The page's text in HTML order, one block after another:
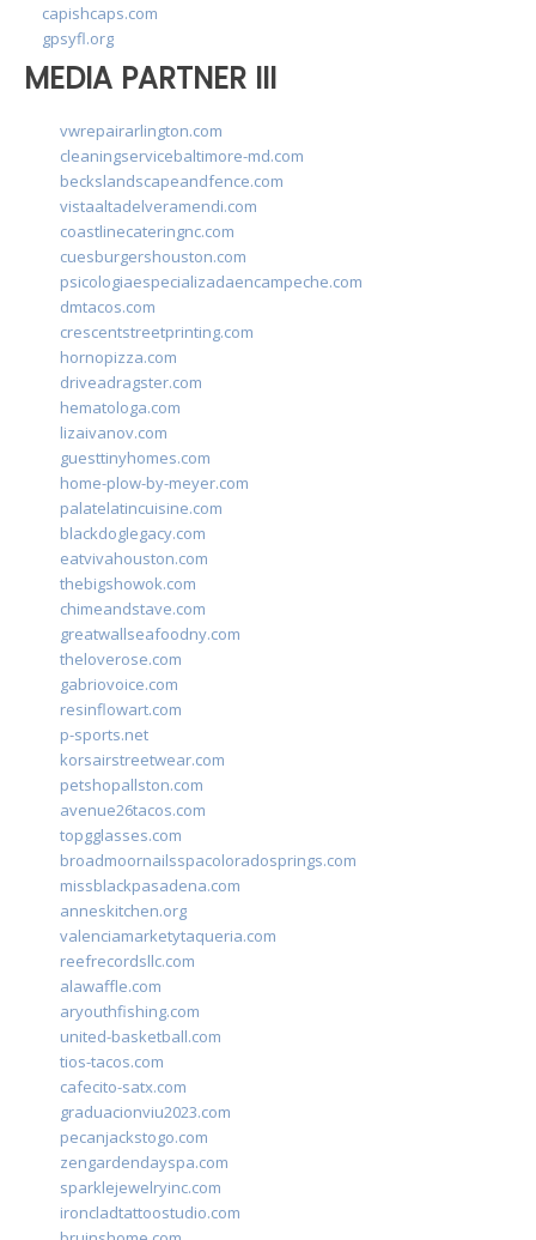
capishcaps.com
gpsyfl.org
MEDIA PARTNER III
vwrepairarlington.com
cleaningservicebaltimore-md.com
beckslandscapeandfence.com
vistaaltadelveramendi.com
coastlinecateringnc.com
cuesburgershouston.com
psicologiaespecializadaencampeche.com
dmtacos.com
crescentstreetprinting.com
hornopizza.com
driveadragster.com
hematologa.com
lizaivanov.com
guesttinyhomes.com
home-plow-by-meyer.com
palatelatincuisine.com
blackdoglegacy.com
eatvivahouston.com
thebigshowok.com
chimeandstave.com
greatwallseafoodny.com
theloverose.com
gabriovoice.com
resinflowart.com
p-sports.net
korsairstreetwear.com
petshopallston.com
avenue26tacos.com
topgglasses.com
broadmoornailsspacoloradosprings.com
missblackpasadena.com
anneskitchen.org
valenciamarketytaqueria.com
reefrecordsllc.com
alawaffle.com
aryouthfishing.com
united-basketball.com
tios-tacos.com
cafecito-satx.com
graduacionviu2023.com
pecanjackstogo.com
zengardendayspa.com
sparklejewelryinc.com
ironcladtattoostudio.com